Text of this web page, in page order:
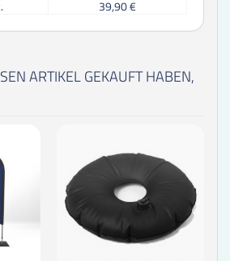
39,90 €
ARTIKEL GEKAUFT HABEN,